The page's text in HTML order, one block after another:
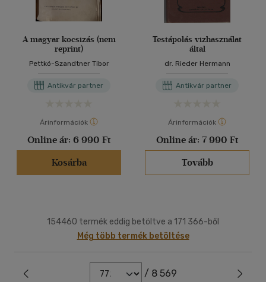
A magyar kocsizás (nem
reprint)
Pettkó-Szandtner Tibor
Antikvár partner
Árinformációk
Online ár: 6 990 Ft
Kosárba
Testápolás vizhasználat
által
dr. Rieder Hermann
Antikvár partner
Árinformációk
Online ár: 7 990 Ft
Tovább
154460 termék eddig betöltve a 171 366-ből
Még több termék betöltése
/ 8 569